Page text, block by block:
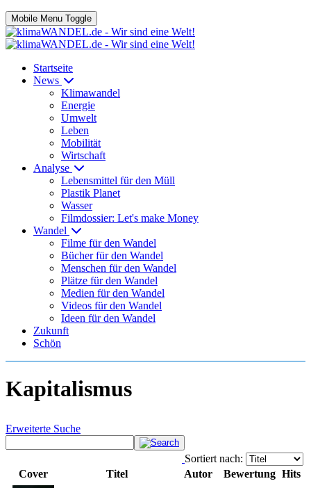
Mobile Menu Toggle
Startseite
News
Klimawandel
Energie
Umwelt
Leben
Mobilität
Wirtschaft
Analyse
Lebensmittel für den Müll
Plastik Planet
Wasser
Filmdossier: Let's make Money
Wandel
Filme für den Wandel
Bücher für den Wandel
Menschen für den Wandel
Plätze für den Wandel
Medien für den Wandel
Videos für den Wandel
Ideen für den Wandel
Zukunft
Schön
Kapitalismus
Erweiterte Suche
Sortiert nach:
Cover
Titel Autor Bewertung Hits